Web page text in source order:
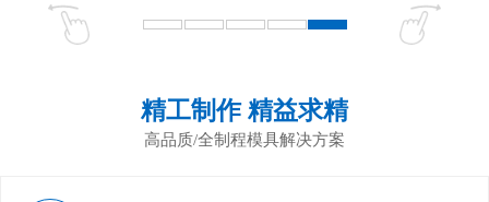
精工制作 精益求精
高品质/全制程模具解决方案